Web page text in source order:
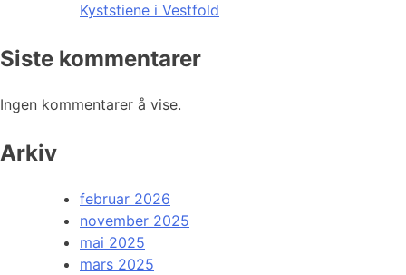
Kyststiene i Vestfold
Siste kommentarer
Ingen kommentarer å vise.
Arkiv
februar 2026
november 2025
mai 2025
mars 2025